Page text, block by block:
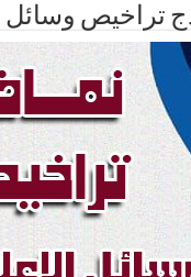
تراخيص وسائل